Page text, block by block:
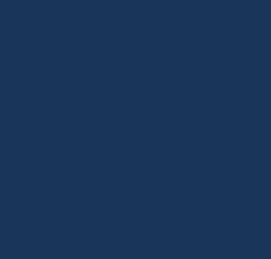
Uwagi na